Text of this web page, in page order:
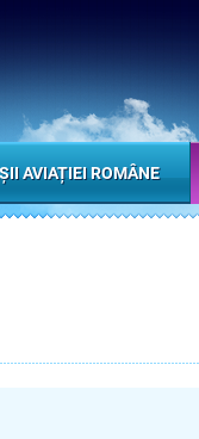
AVIAȚIEI ROMÂNE